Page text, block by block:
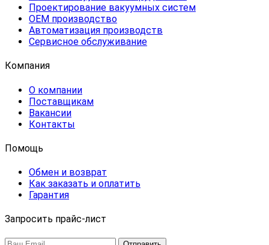
Проектирование вакуумных систем
OEM производство
Автоматизация производств
Сервисное обслуживание
Компания
О компании
Поставщикам
Вакансии
Контакты
Помощь
Обмен и возврат
Как заказать и оплатить
Гарантия
Запросить прайс-лист